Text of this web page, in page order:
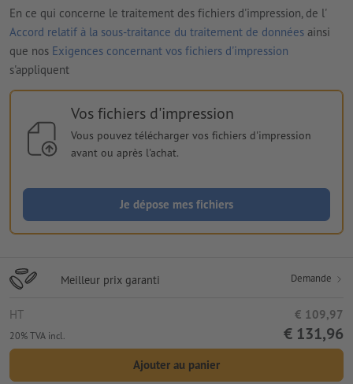
En ce qui concerne le traitement des fichiers d'impression, de l'
Accord relatif à la sous-traitance du traitement de données ainsi
que nos Exigences concernant vos fichiers d'impression
s'appliquent
Vos fichiers d'impression
Vous pouvez télécharger vos fichiers d'impression
avant ou après l'achat.
Je dépose mes fichiers
Meilleur prix garanti Demande
HT € 109,97
20% TVA incl. € 131,96
Ajouter au panier